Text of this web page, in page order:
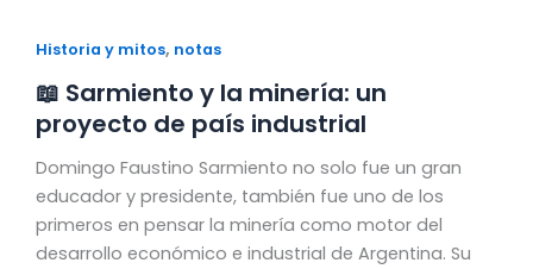
Historia y mitos, notas
📖 Sarmiento y la minería: un
proyecto de país industrial
Domingo Faustino Sarmiento no solo fue un gran
educador y presidente, también fue uno de los
primeros en pensar la minería como motor del
desarrollo económico e industrial de Argentina. Su